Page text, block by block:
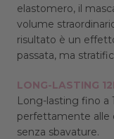
elastomero, il
volume
risultato è un
passata, ma
LONG-LASTING
Long-lasting fino a
perfettamente alle
senza sbavature.